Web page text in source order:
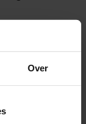
Over
door een
blijven;